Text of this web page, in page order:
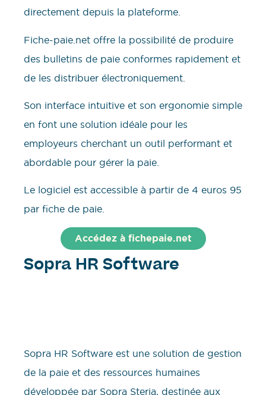
directement depuis la plateforme.
Fiche-paie.net offre la possibilité de produire
des bulletins de paie conformes rapidement et
de les distribuer électroniquement.
Son interface intuitive et son ergonomie simple
en font une solution idéale pour les
employeurs cherchant un outil performant et
abordable pour gérer la paie.
Le logiciel est accessible à partir de 4 euros 95
par fiche de paie.
Accédez à fichepaie.net
Sopra HR Software
Sopra HR Software est une solution de gestion
de la paie et des ressources humaines
développée par Sopra Steria, destinée aux